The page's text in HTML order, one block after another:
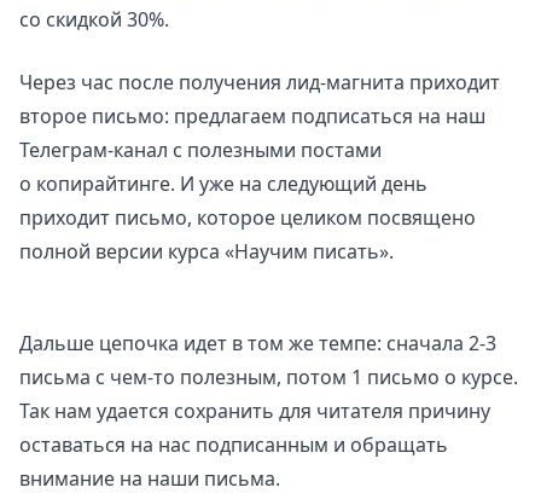
со скидкой 30%.
Через час после получения лид-магнита приходит
второе письмо: предлагаем подписаться на наш
Телеграм-канал с полезными постами
о копирайтинге. И уже на следующий день
приходит письмо, которое целиком посвящено
полной версии курса «Научим писать».
Дальше цепочка идет в том же темпе: сначала 2-3
письма с чем-то полезным, потом 1 письмо о курсе.
Так нам удается сохранить для читателя причину
оставаться на нас подписанным и обращать
внимание на наши письма.